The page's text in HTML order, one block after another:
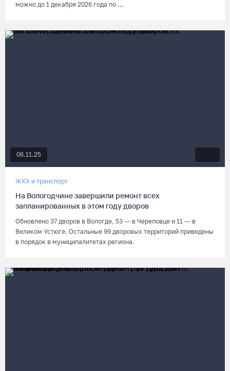
можно до 1 декабря 2026 года по ...
06.11.25
ЖКХ и транспорт
На Вологодчине завершили ремонт всех
запланированных в этом году дворов
Обновлено 37 дворов в Вологде, 53 — в Череповце и 11 — в
Великом Устюге. Остальные 99 дворовых территорий приведены
в порядок в муниципалитетах региона.